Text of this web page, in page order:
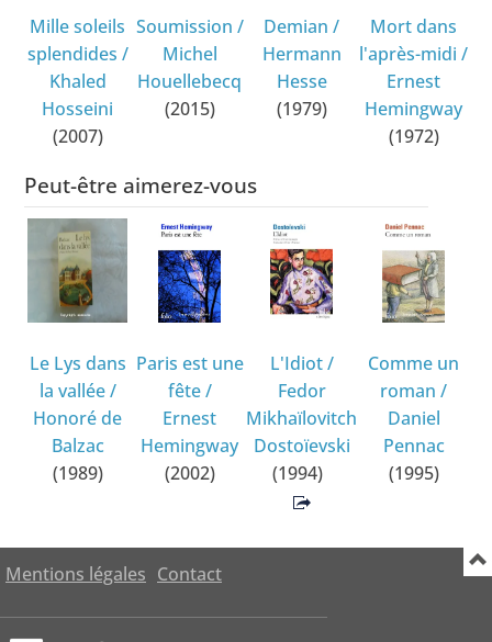
Mille soleils
splendides /
Khaled
Hosseini
(2007)
Soumission /
Michel
Houellebecq
(2015)
Demian /
Hermann
Hesse
(1979)
Mort dans
l'après-midi /
Ernest
Hemingway
(1972)
Peut-être aimerez-vous
Le Lys dans
la vallée/
Honoré de
Balzac
(1989)
Paris est une
fête/
Ernest
Hemingway
(2002)
L'Idiot/
Fedor
Mikhaïlovitch
Dostoïevski
(1994)
Comme un
roman /
Daniel
Pennac
(1995)
Mentions légales Contact